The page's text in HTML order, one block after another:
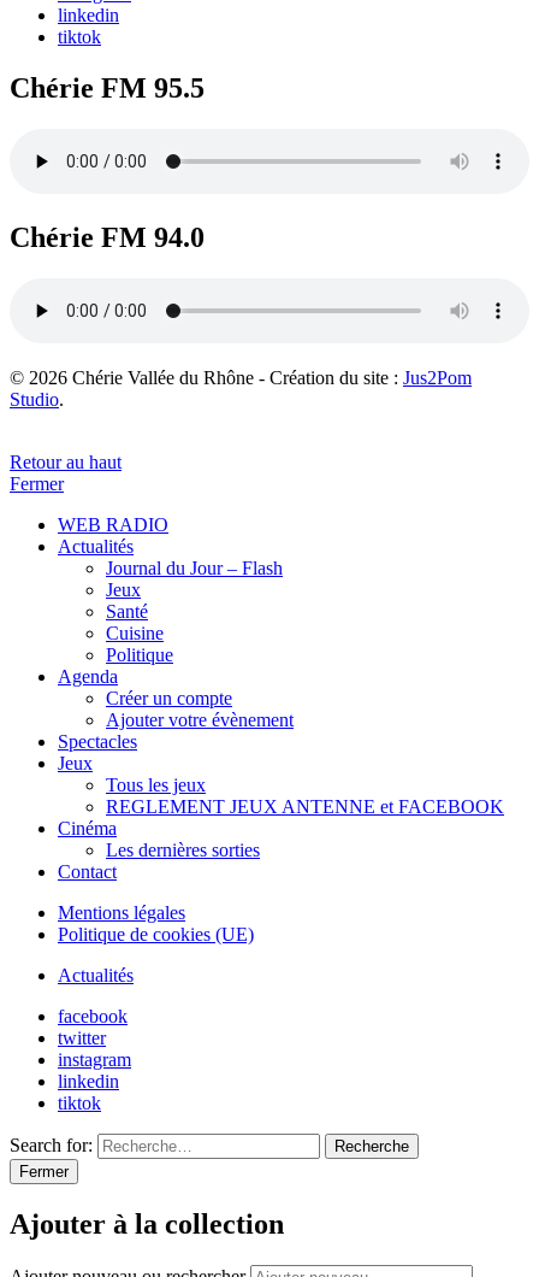
linkedin
tiktok
Chérie FM 95.5
Chérie FM 94.0
© 2026 Chérie Vallée du Rhône - Création du site : Jus2Pom
Studio.
Retour au haut
Fermer
WEB RADIO
Actualités
Journal du Jour – Flash
Jeux
Santé
Cuisine
Politique
Agenda
Créer un compte
Ajouter votre évènement
Spectacles
Jeux
Tous les jeux
REGLEMENT JEUX ANTENNE et FACEBOOK
Cinéma
Les dernières sorties
Contact
Mentions légales
Politique de cookies (UE)
Actualités
facebook
twitter
instagram
linkedin
tiktok
Search for:
Recherche
Fermer
Ajouter à la collection